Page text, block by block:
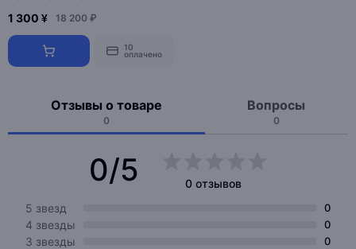
1 300 ¥ 18 200 ₽
10
оплачено
Отзывы о товаре
0
Вопросы
0
0/5
0 отзывов
5 звезд
0
4 звезды 0
3 звезды 0